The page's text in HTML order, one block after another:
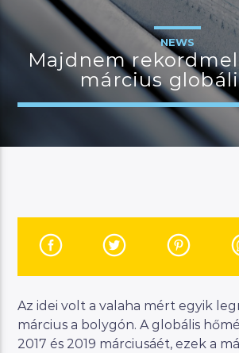
Andelic Jonathan : Vágyom Rád
JELENLEGI MŰSOR
MANNA WORLD
Manna FM
NEWS
Majdnem
március
Az idei volt a valaha mért egyik
március a bolygón. A globális
2017 és 2019 márciusáét, ezek a